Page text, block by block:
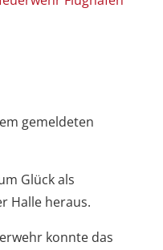
gemeldeten
Glück als
Halle heraus.
konnte das